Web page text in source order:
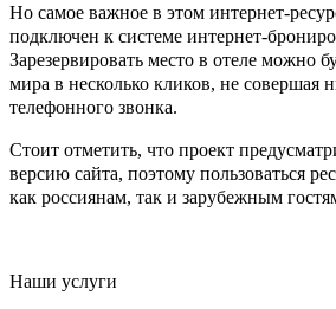
Но самое важное в этом интернет-
подключен к системе интернет-
Зарезервировать место в отеле можно
мира в несколько кликов, не совершая
телефонного звонка.
Стоит отметить, что проект
версию сайта, поэтому пользоваться
как россиянам, так и зарубежным
Наши услуги